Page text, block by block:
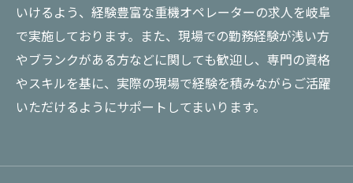
いけるよう、経験豊富な重機オペレーターの求人を岐阜
で実施しております。また、現場での勤務経験が浅い方
やブランクがある方などに関しても歓迎し、専門の資格
やスキルを基に、実際の現場で経験を積みながらご活躍
いただけるようにサポートしてまいります。